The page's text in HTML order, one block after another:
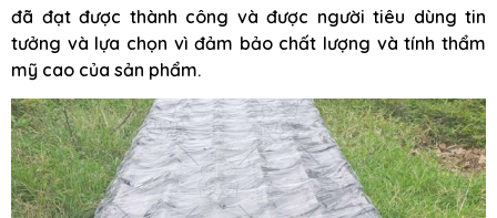
đã đạt được thành công và được người tiêu dùng tin
tưởng và lựa chọn vì đảm bảo chất lượng và tính thẩm
mỹ cao của sản phẩm.